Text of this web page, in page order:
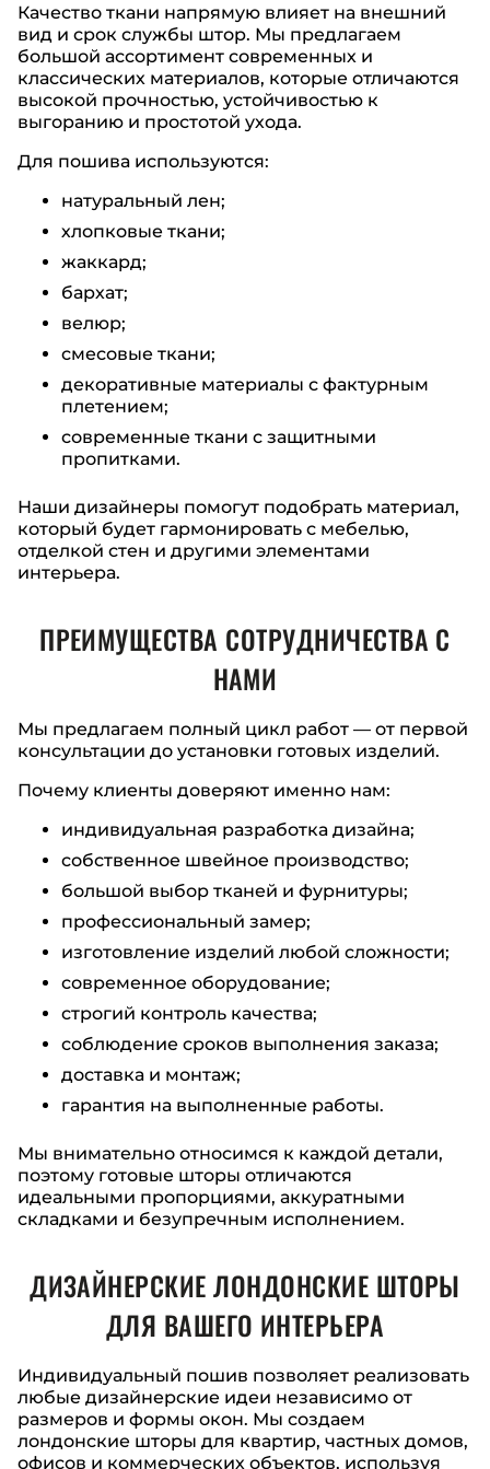
Качество ткани напрямую влияет на внешний
вид и срок службы штор. Мы предлагаем
большой ассортимент современных и
классических материалов, которые отличаются
высокой прочностью, устойчивостью к
выгоранию и простотой ухода.
Для пошива используются:
натуральный лен;
хлопковые ткани;
жаккард;
бархат;
велюр;
смесовые ткани;
декоративные материалы с фактурным
плетением;
современные ткани с защитными
пропитками.
Наши дизайнеры помогут подобрать материал,
который будет гармонировать с мебелью,
отделкой стен и другими элементами
интерьера.
ПРЕИМУЩЕСТВА СОТРУДНИЧЕСТВА С
НАМИ
Мы предлагаем полный цикл работ — от первой
консультации до установки готовых изделий.
Почему клиенты доверяют именно нам:
индивидуальная разработка дизайна;
собственное швейное производство;
большой выбор тканей и фурнитуры;
профессиональный замер;
изготовление изделий любой сложности;
современное оборудование;
строгий контроль качества;
соблюдение сроков выполнения заказа;
доставка и монтаж;
гарантия на выполненные работы.
Мы внимательно относимся к каждой детали,
поэтому готовые шторы отличаются
идеальными пропорциями, аккуратными
складками и безупречным исполнением.
ДИЗАЙНЕРСКИЕ ЛОНДОНСКИЕ ШТОРЫ
ДЛЯ ВАШЕГО ИНТЕРЬЕРА
Индивидуальный пошив позволяет реализовать
любые дизайнерские идеи независимо от
размеров и формы окон. Мы создаем
лондонские шторы для квартир, частных домов,
офисов и коммерческих объектов, используя